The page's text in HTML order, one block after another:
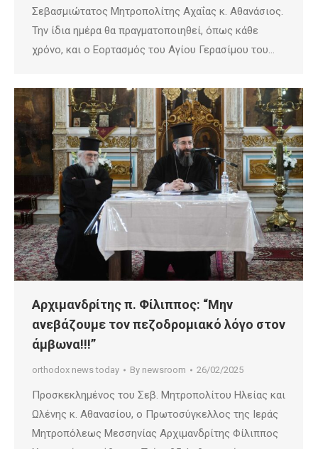
Σεβασμιώτατος Μητροπολίτης Αχαΐας κ. Αθανάσιος.
Την ίδια ημέρα θα πραγματοποιηθεί, όπως κάθε
χρόνο, και ο Εορτασμός του Αγίου Γερασίμου του…
Αρχιμανδρίτης π. Φίλιππος: “Μην
ανεβάζουμε τον πεζοδρομιακό λόγο στον
άμβωνα!!!”
orthodox news today By newsroom 26/02/2025
Προσκεκλημένος του Σεβ. Μητροπολίτου Ηλείας και
Ωλένης κ. Αθανασίου, ο Πρωτοσύγκελλος της Ιεράς
Μητροπόλεως Μεσσηνίας Αρχιμανδρίτης Φίλιππος